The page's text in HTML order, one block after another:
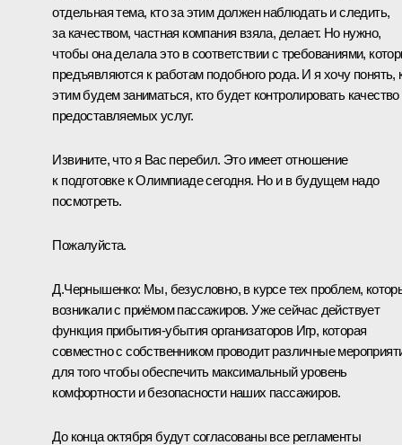
отдельная тема, кто за этим должен наблюдать и следить,
за качеством, частная компания взяла, делает. Но нужно,
чтобы она делала это в соответствии с требованиями,
предъявляются к работам подобного рода. И я хочу понять,
этим будем заниматься, кто будет контролировать качество
предоставляемых услуг.
Извините, что я Вас перебил. Это имеет отношение
к подготовке к Олимпиаде сегодня. Но и в будущем надо
посмотреть.
Пожалуйста.
Д.Чернышенко: Мы, безусловно, в курсе тех проблем,
возникали с приёмом пассажиров. Уже сейчас действует
функция прибытия-убытия организаторов Игр, которая
совместно с собственником проводит различные
для того чтобы обеспечить максимальный уровень
комфортности и безопасности наших пассажиров.
До конца октября будут согласованы все регламенты